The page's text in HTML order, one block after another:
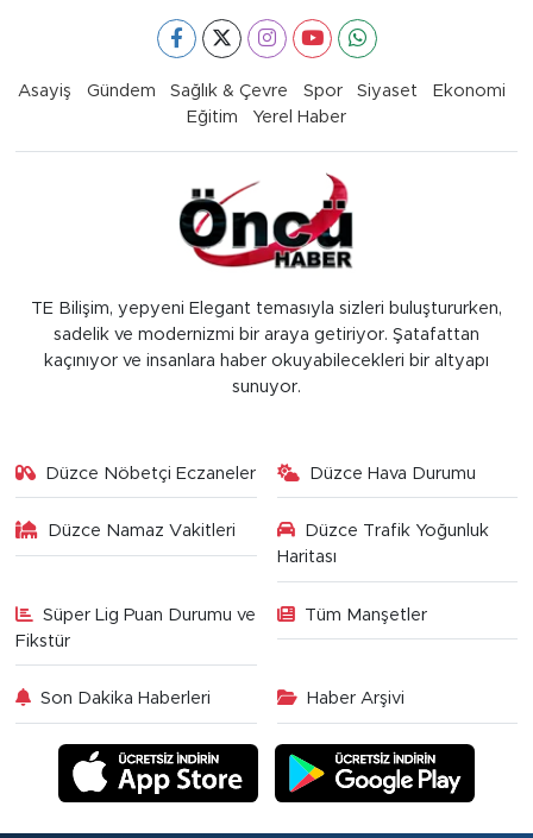
Asayiş Gündem Sağlık & Çevre Spor Siyaset
Ekonomi
Eğitim
Yerel Haber
TE Bilişim, yepyeni Elegant temasıyla sizleri buluştururken,
sadelik ve modernizmi bir araya getiriyor. Şatafattan
kaçınıyor ve insanlara haber okuyabilecekleri bir altyapı
sunuyor.
Düzce Nöbetçi Eczaneler Düzce Hava Durumu
Düzce Namaz Vakitleri
Düzce Trafik Yoğunluk
Haritası
Süper Lig Puan Durumu ve
Fikstür
Tüm Manşetler
Son Dakika Haberleri Haber Arşivi